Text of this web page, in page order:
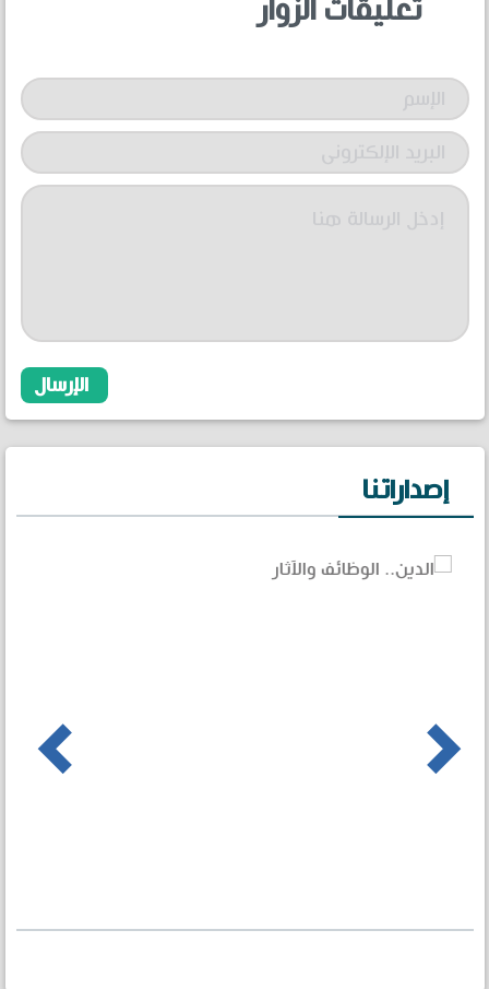
تعليقات الزوار
إصداراتنا